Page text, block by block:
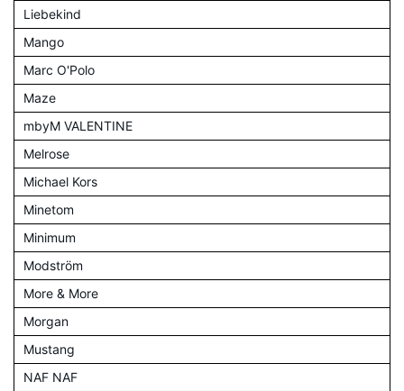
Liebekind
Mango
Marc O'Polo
Maze
mbyM VALENTINE
Melrose
Michael Kors
Minetom
Minimum
Modström
More & More
Morgan
Mustang
NAF NAF